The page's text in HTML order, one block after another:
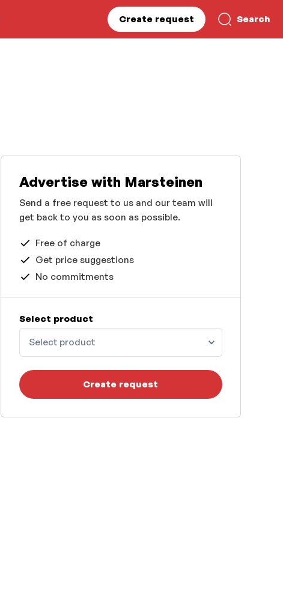
Create request Search
Advertise with Marsteinen
Send a free request to us and our team will
get back to you as soon as possible.
Free of charge
Get price suggestions
No commitments
Select product
Select product
Create request